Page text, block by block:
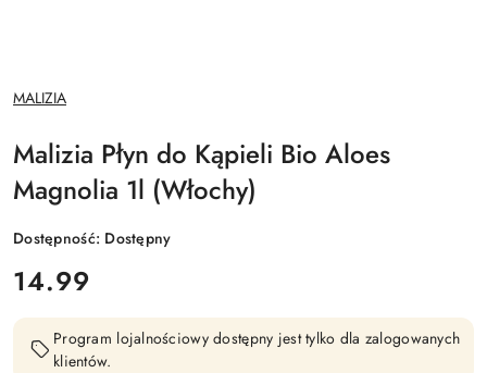
NAZWA
PRODUCENTA:
MALIZIA
Malizia Płyn do Kąpieli Bio Aloes
Magnolia 1l (Włochy)
Dostępność: Dostępny
cena:
14.99
Program lojalnościowy dostępny jest tylko dla zalogowanych
klientów.